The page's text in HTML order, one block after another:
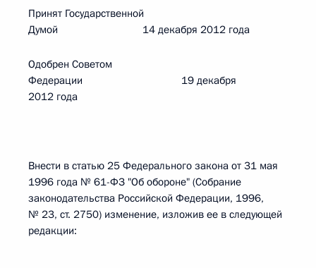
Принят Государственной
Думой 14 декабря 2012 года
Одобрен Советом
Федерации 19 декабря
2012 года
Внести в статью 25 Федерального закона от 31 мая
1996 года № 61-ФЗ "Об обороне" (Собрание
законодательства Российской Федерации, 1996,
№ 23, ст. 2750) изменение, изложив ее в следующей
редакции: